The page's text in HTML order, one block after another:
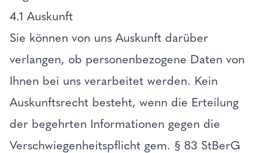
4.1 Auskunft
Sie können von uns Auskunft darüber
verlangen, ob personenbezogene Daten von
Ihnen bei uns verarbeitet werden. Kein
Auskunftsrecht besteht, wenn die Erteilung
der begehrten Informationen gegen die
Verschwiegenheitspflicht gem. § 83 StBerG